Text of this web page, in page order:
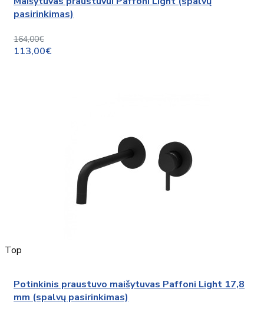
pasirinkimas)
164,00€
113,00€
Top
Potinkinis praustuvo maišytuvas Paffoni Light 17,8
mm (spalvų pasirinkimas)